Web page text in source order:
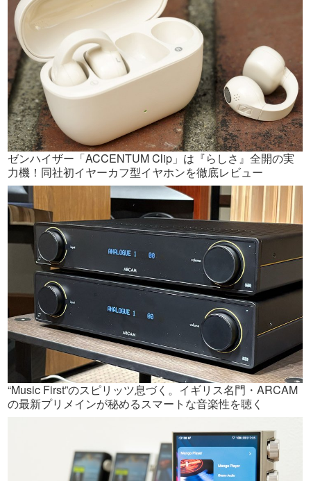
ゼンハイザー「ACCENTUM Clip」は『らしさ』全開の実
力機！同社初イヤーカフ型イヤホンを徹底レビュー
“Music First”のスピリッツ息づく。イギリス名門・ARCAM
の最新プリメインが秘めるスマートな音楽性を聴く